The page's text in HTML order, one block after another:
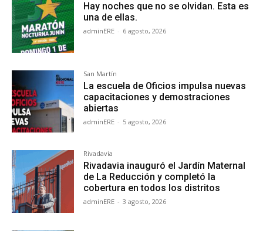
Hay noches que no se olvidan. Esta es
una de ellas.
adminERE - 6 agosto, 2026
San Martín
La escuela de Oficios impulsa nuevas
capacitaciones y demostraciones
abiertas
adminERE - 5 agosto, 2026
Rivadavia
Rivadavia inauguró el Jardín Maternal
de La Reducción y completó la
cobertura en todos los distritos
adminERE - 3 agosto, 2026